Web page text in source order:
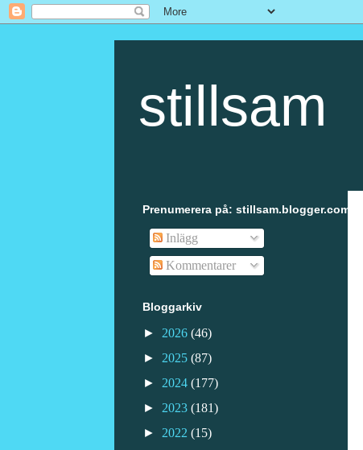
stillsam
Prenumerera på: stillsam.blogger.com
Inlägg
Kommentarer
Bloggarkiv
► 2026 (46)
► 2025 (87)
► 2024 (177)
► 2023 (181)
► 2022 (15)